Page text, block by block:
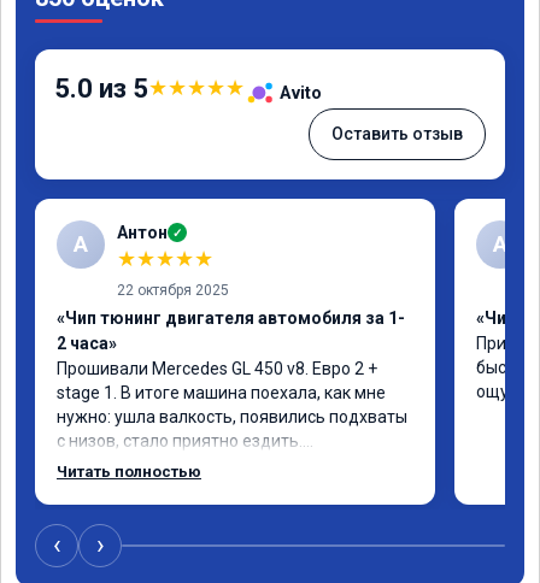
5.0 из 5★★★★★ Avito
Оставить отзыв
А Антон ✓
★★★★★
22 октября 2025
«Чип тюнинг двигателя автомобиля за 1-
2 часа»
Прошивали Mercedes GL 450 v8. Евро 2 +
stage 1. В итоге машина поехала, как мне
нужно: ушла валкость, появились подхваты
с низов, стало приятно ездить.
Одни из лучших трат, в авто! 🔥
Читать полностью
A
«Чип
‹ ›